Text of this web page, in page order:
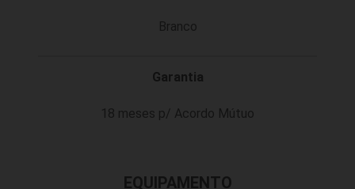
Branco
Garantia
18 meses p/ Acordo Mútuo
EQUIPAMENTO